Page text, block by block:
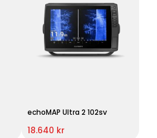
echoMAP Ultra 2 102sv
18.640 kr